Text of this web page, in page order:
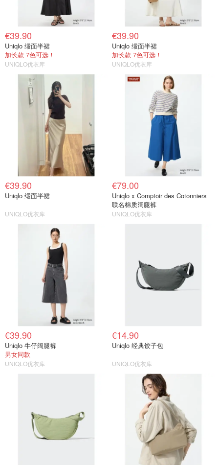
€39.90
Uniqlo 缎面半裙
加长款 7色可选！
UNIQLO优衣库
€39.90
Uniqlo 缎面半裙
加长款 7色可选！
UNIQLO优衣库
€39.90
Uniqlo 缎面半裙
UNIQLO优衣库
€79.00
Uniqlo x Comptoir des Cotonniers
联名棉质阔腿裤
UNIQLO优衣库
€39.90
Uniqlo 牛仔阔腿裤
男女同款
UNIQLO优衣库
€14.90
Uniqlo 经典饺子包
UNIQLO优衣库